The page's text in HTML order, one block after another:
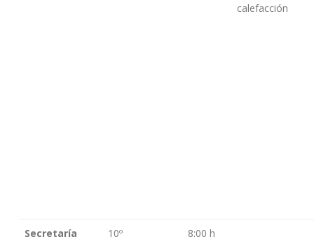
calefacción
Secretaría
10º
8:00 h